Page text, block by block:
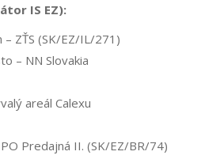
IS EZ):
– ZŤS (SK/EZ/IL/271)
– NN Slovakia
areál Calexu
Predajná II. (SK/EZ/BR/74)